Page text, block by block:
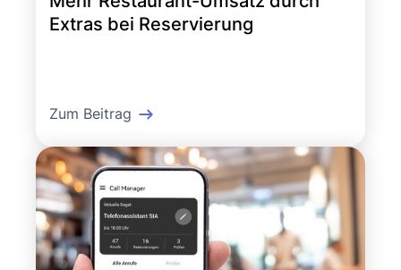
Extras bei Reservierung
Zum Beitrag